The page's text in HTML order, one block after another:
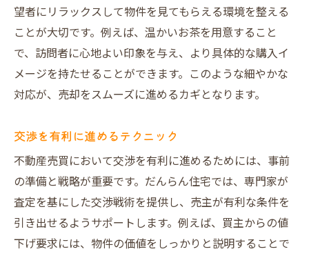
市場価格の適正評価とその根拠
クロージングをスムーズに進める秘訣
取引リスクを最小限に抑える方法
相談から成約までの一貫サポート
プロフェッショナルによる安心のバックア
ップ
各家庭の事情に応じた柔軟な対応
ご要望に応じた売却プランの提案
お客様の不安を解消する丁寧な説明
コミュニケーションを重視したサポート
望者にリラックスして物件を見てもらえる環境を整える
ことが大切です。例えば、温かいお茶を用意すること
で、訪問者に心地よい印象を与え、より具体的な購入イ
メージを持たせることができます。このような細やかな
対応が、売却をスムーズに進めるカギとなります。
交渉を有利に進めるテクニック
不動産売買において交渉を有利に進めるためには、事前
の準備と戦略が重要です。だんらん住宅では、専門家が
査定を基にした交渉戦術を提供し、売主が有利な条件を
引き出せるようサポートします。例えば、買主からの値
下げ要求には、物件の価値をしっかりと説明することで